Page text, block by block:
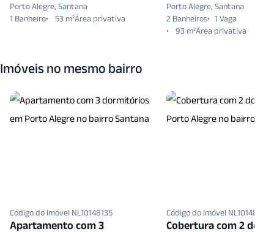
Porto Alegre, Santana
1 Banheiro
53 m²
Porto Alegre, Santana
2 Banheiros
1 Vaga
93 m²
Imóveis no mesmo bairro
Código do Imóvel NL10148135
Apartamento com 3
Código do Imóvel NL10148612
Cobertura com 2